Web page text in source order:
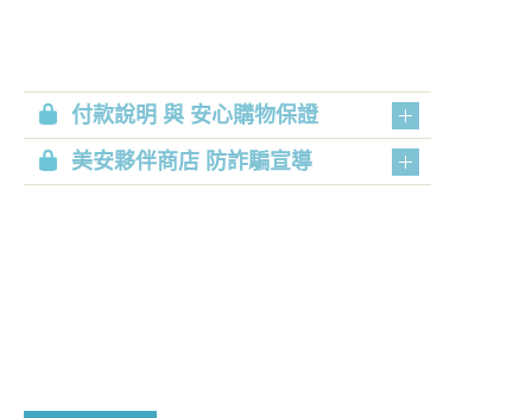
付款說明 與 安心購物保證
美安夥伴商店 防詐騙宣導